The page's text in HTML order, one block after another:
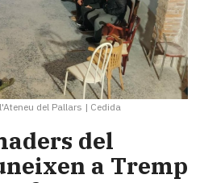
del Pallars | Cedida
del
a Tremp